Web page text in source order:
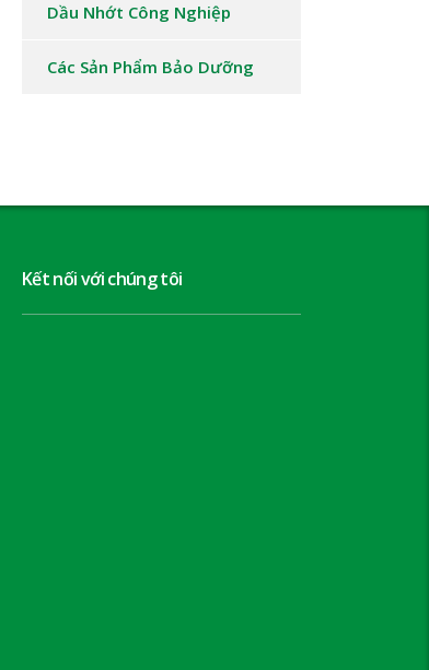
Dầu Nhớt Công Nghiệp
Các Sản Phẩm Bảo Dưỡng
Kết nối với chúng tôi